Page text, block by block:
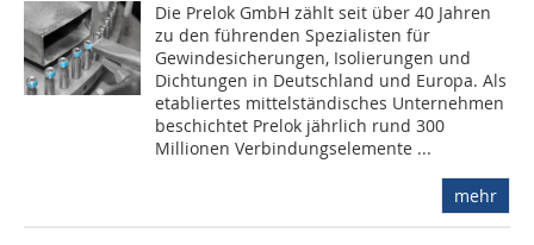
Die Prelok GmbH zählt seit über 40 Jahren
zu den führenden Spezialisten für
Gewindesicherungen, Isolierungen und
Dichtungen in Deutschland und Europa. Als
etabliertes mittelständisches Unternehmen
beschichtet Prelok jährlich rund 300
Millionen Verbindungselemente ...
mehr